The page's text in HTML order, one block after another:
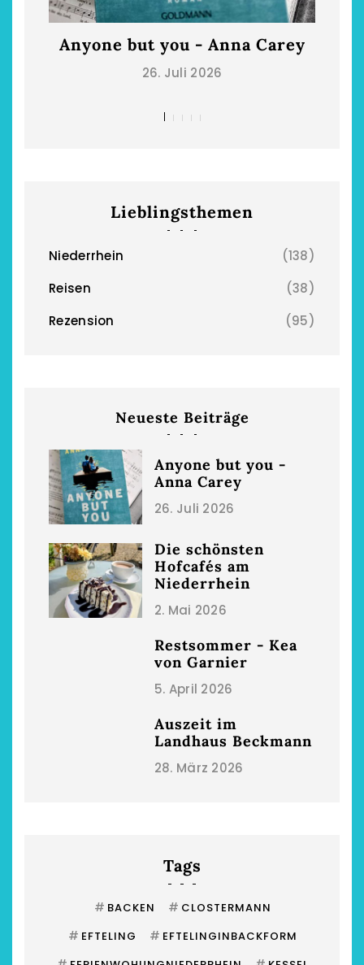
Hofcafés am
Restsommer -
Anyone but you - Anna Carey
26. Juli 2026
Lieblingsthemen
Niederrhein
(138)
Reisen
(38)
Rezension
(95)
Neueste Beiträge
Anyone but you -
Anna Carey
26. Juli 2026
Die schönsten
Hofcafés am
Niederrhein
2. Mai 2026
Restsommer - Kea
von Garnier
5. April 2026
Auszeit im
Landhaus Beckmann
28. März 2026
Tags
# BACKEN # CLOSTERMANN
# EFTELING # EFTELINGINBACKFORM